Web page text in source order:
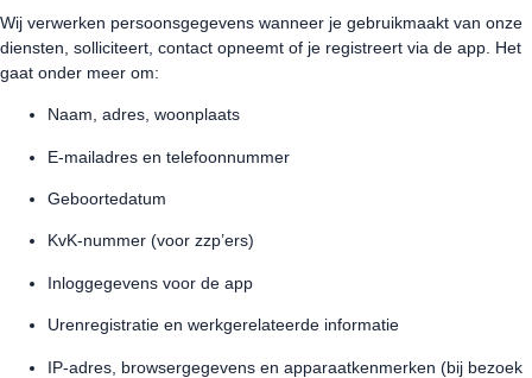
Wij verwerken persoonsgegevens wanneer je gebruikmaakt van onze
diensten, solliciteert, contact opneemt of je registreert via de app. Het
gaat onder meer om:
Naam, adres, woonplaats
E-mailadres en telefoonnummer
Geboortedatum
KvK-nummer (voor zzp’ers)
Inloggegevens voor de app
Urenregistratie en werkgerelateerde informatie
IP-adres, browsergegevens en apparaatkenmerken (bij bezoek